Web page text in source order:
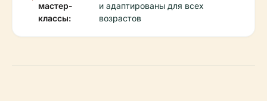
мастер-
классы:
и адаптированы для всех
возрастов